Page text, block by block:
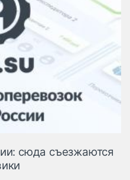
сюда съезжаются